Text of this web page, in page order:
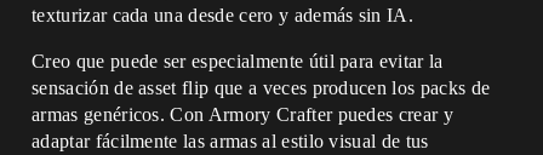
texturizar cada una desde cero y además sin IA.
Creo que puede ser especialmente útil para evitar la
sensación de asset flip que a veces producen los packs de
armas genéricos. Con Armory Crafter puedes crear y
adaptar fácilmente las armas al estilo visual de tus